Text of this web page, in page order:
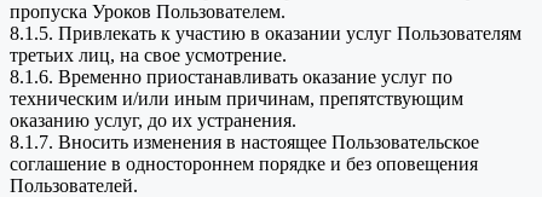
пропуска Уроков Пользователем.
8.1.5. Привлекать к участию в оказании услуг Пользователям
третьих лиц, на свое усмотрение.
8.1.6. Временно приостанавливать оказание услуг по
техническим и/или иным причинам, препятствующим
оказанию услуг, до их устранения.
8.1.7. Вносить изменения в настоящее Пользовательское
соглашение в одностороннем порядке и без оповещения
Пользователей.